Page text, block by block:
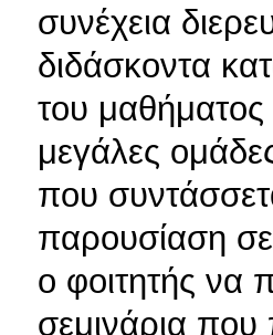
συνέχεια
διδάσκοντα
του μαθήματος
μεγάλες
που
παρουσίαση σε
ο φοιτητής να
σεμινάρια